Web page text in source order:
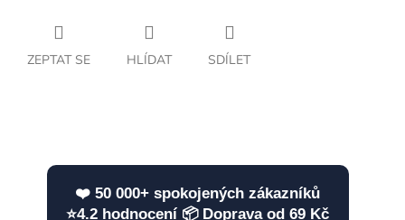
ZEPTAT SE HLÍDAT SDÍLET
❤️ 50 000+ spokojených zákazníků
⭐4.2 hodnocení 📦 Doprava od 69 Kč